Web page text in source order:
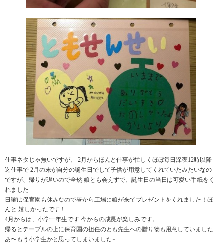
仕事ネタじゃ無いですが、 2月からほんと仕事が忙しくほぼ毎日深夜12時以降
迄仕事で 2月の末が自分の誕生日でして子供が用意してくれていたみたいなの
ですが、帰りが遅いので全然 娘とも会えずで、誕生日の当日は可愛い手紙をく
れました
日曜は保育園も休みなので昼から工場に娘が来てプレゼントをくれました！ほ
んと 嬉しかったです！
4月からは、小学一年生です 今からの成長が楽しみです。
帰るとテーブルの上に保育園の担任のとも先生への贈り物も用意していました
あ〜もう小学生かと思ってしまいました~